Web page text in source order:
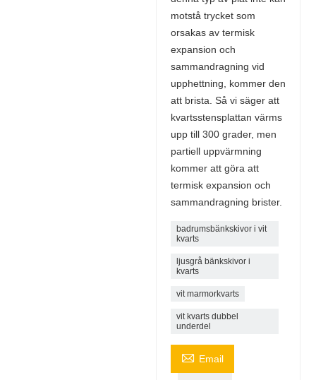
motstå trycket som
orsakas av termisk
expansion och
sammandragning vid
upphettning, kommer den
att brista. Så vi säger att
kvartsstensplattan värms
upp till 300 grader, men
partiell uppvärmning
kommer att göra att
termisk expansion och
sammandragning brister.
badrumsbänkskivor i vit
kvarts
ljusgrå bänkskivor i
kvarts
vit marmorkvarts
vit kvarts dubbel
underdel
 Email